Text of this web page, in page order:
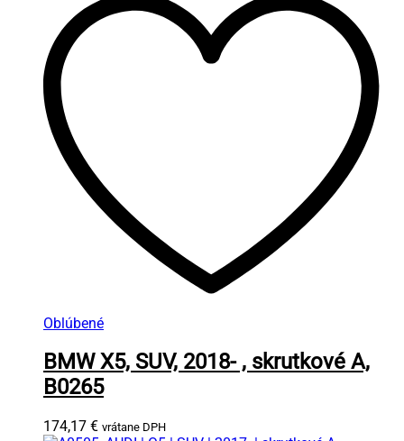
Oblúbené
BMW X5, SUV, 2018- , skrutkové A,
B0265
174,17 € vrátane DPH